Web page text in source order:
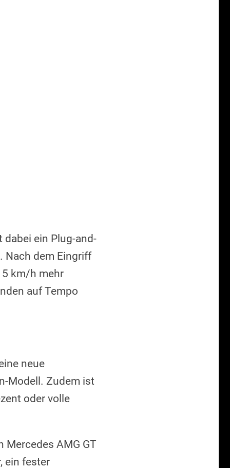
ein Plug-and-
Nach dem Eingriff
km/h mehr
auf Tempo
neue
Modell. Zudem ist
oder volle
Mercedes AMG GT
ein fester